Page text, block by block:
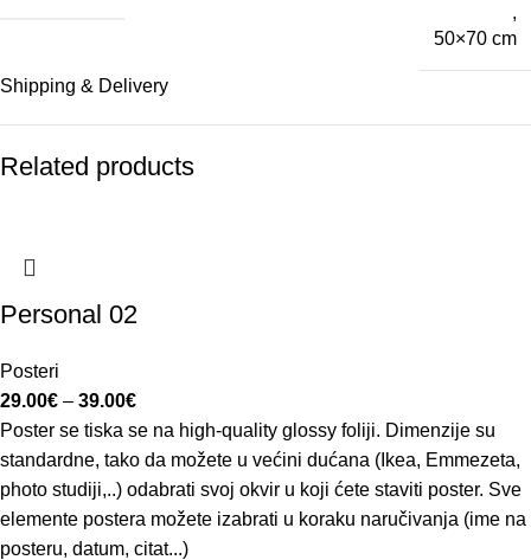
,
50×70 cm
Shipping & Delivery
Related products
Personal 02
Posteri
29.00€ – 39.00€
Poster se tiska se na high-quality glossy foliji. Dimenzije su
standardne, tako da možete u većini dućana (Ikea, Emmezeta,
photo studiji,..) odabrati svoj okvir u koji ćete staviti poster. Sve
elemente postera možete izabrati u koraku naručivanja (ime na
posteru, datum, citat...)